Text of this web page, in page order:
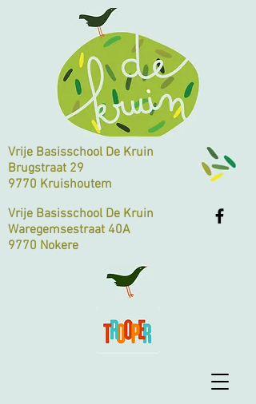
Vrije Basisschool De Kruin
Brugstraat 29
9770 Kruishoutem
Vrije Basisschool De Kruin
Waregemsestraat 40A
9770 Nokere